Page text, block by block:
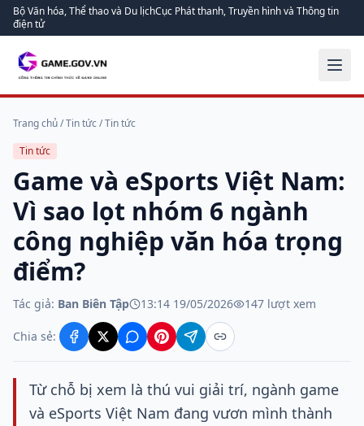
Bộ Văn hóa, Thể thao và Du lịchCục Phát thanh, Truyền hình và Thông tin
điện tử
Trang chủ/Tin tức/Tin tức
Tin tức
Game và eSports Việt Nam:
Vì sao lọt nhóm 6 ngành
công nghiệp văn hóa trọng
điểm?
Tác giả: Ban Biên Tập 13:14 19/05/2026 147 lượt xem
Chia sẻ:
Từ chỗ bị xem là thú vui giải trí, ngành game
và eSports Việt Nam đang vươn mình thành